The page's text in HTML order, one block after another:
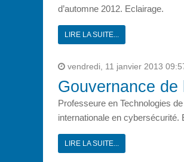
d’automne 2012. Eclairage.
LIRE LA SUITE...
vendredi, 11 janvier 2013
Gouvernance
Professeure en Technologies
internationale en cybersécurité.
LIRE LA SUITE...